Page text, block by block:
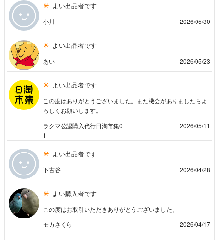
よい出品者です
小川 2026/05/30
よい出品者です
あい 2026/05/23
よい出品者です
この度はありがとうございました。また機会がありましたらよ
ろしくお願いします。
ラクマ公認購入代行日淘市集0
1
2026/05/11
よい出品者です
下古谷 2026/04/28
よい購入者です
この度はお取引いただきありがとうございました。
モカさくら
2026/04/17